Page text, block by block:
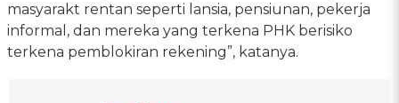
masyarakt rentan seperti lansia, pensiunan, pekerja
informal, dan mereka yang terkena PHK berisiko
terkena pemblokiran rekening”, katanya.